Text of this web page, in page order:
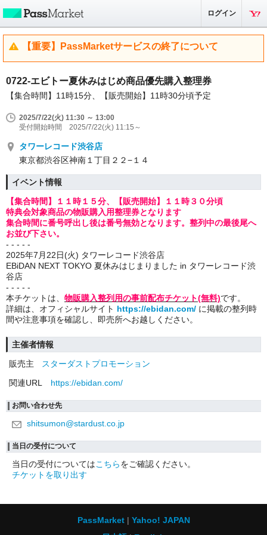
ログイン
【重要】PassMarketサービスの終了について
0722-エビトー夏休みはじめ商品優先購入整理券
【集合時間】11時15分、【販売開始】11時30分頃予定
2025/7/22(火) 11:30 ～ 13:00
受付開始時間 2025/7/22(火) 11:15～
タワーレコード渋谷店
東京都渋谷区神南１丁目２２−１４
イベント情報
【集合時間】１１時１５分、【販売開始】１１時３０分頃
特典会対象商品の物販購入用整理券となります
集合時間に番号呼出し後は番号無効となります。整列中の最後尾へ
お並び下さい。
- - - - -
2025年7月22日(火) タワーレコード渋谷店
EBiDAN NEXT TOKYO 夏休みはじまりました in タワーレコード渋
谷店
- - - - -
本チケットは、 物販購入整列用の事前配布チケット(無料)です。
詳細は、オフィシャルサイト https://ebidan.com/ に掲載の整列時
間や注意事項を確認し、即売所へお越しください。
主催者情報
販売主
スターダストプロモーション
関連URL
https://ebidan.com/
お問い合わせ先
shitsumon@stardust.co.jp
当日の受付について
当日の受付についてはこちらをご確認ください。
チケットを取り出す
PassMarket
Yahoo! JAPAN